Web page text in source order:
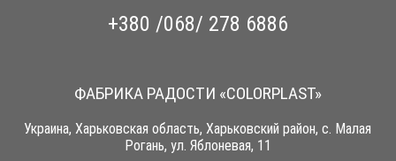
+380 /068/ 278 6886
ФАБРИКА РАДОСТИ «COLORPLAST»
Украина, Харьковская область, Харьковский район, с. Малая
Рогань, ул. Яблоневая, 11